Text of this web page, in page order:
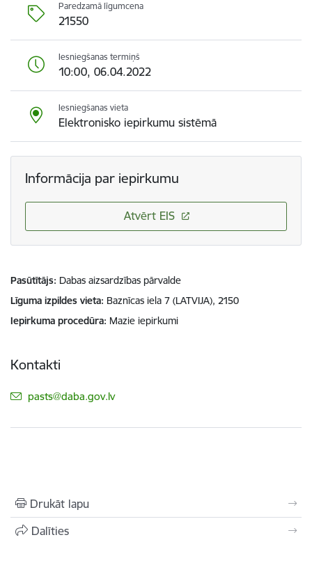
Paredzamā līgumcena
21550
Iesniegšanas termiņš
10:00, 06.04.2022
Iesniegšanas vieta
Elektronisko iepirkumu sistēmā
Informācija par iepirkumu
Atvērt EIS
Pasūtītājs Dabas aizsardzības pārvalde
Līguma izpildes vieta Baznīcas iela 7 (LATVIJA), 2150
Iepirkuma procedūra Mazie iepirkumi
Kontakti
E-pasts:
pasts@daba.gov.lv
Drukāt lapu
Dalīties